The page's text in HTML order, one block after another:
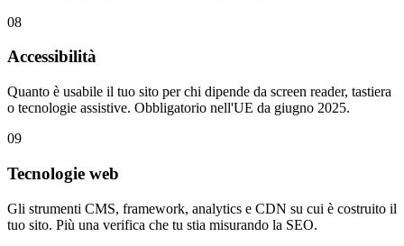
08
Accessibilità
Quanto è usabile il tuo sito per chi dipende da screen reader, tastiera
o tecnologie assistive. Obbligatorio nell'UE da giugno 2025.
09
Tecnologie web
Gli strumenti CMS, framework, analytics e CDN su cui è costruito il
tuo sito. Più una verifica che tu stia misurando la SEO.